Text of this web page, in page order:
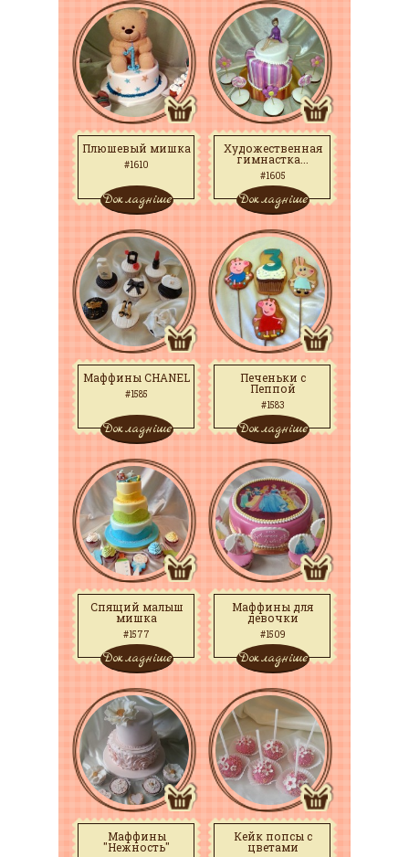
Плюшевый мишка
#1610
Докладніше
Художественная
гимнастка...
#1605
Докладніше
Маффины CHANEL
#1585
Докладніше
Печеньки с
Пеппой
#1583
Докладніше
Спящий малыш
мишка
#1577
Докладніше
Маффины для
девочки
#1509
Докладніше
Маффины
"Нежность"
Кейк попсы с
цветами